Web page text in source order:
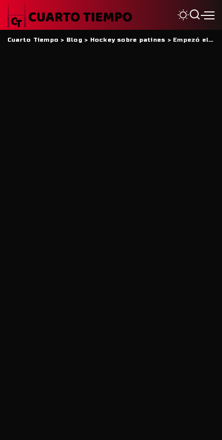
Cuarto Tiempo > Blog> Hockey sobre patines > Empezó el trabajo de Argentina en San Juan